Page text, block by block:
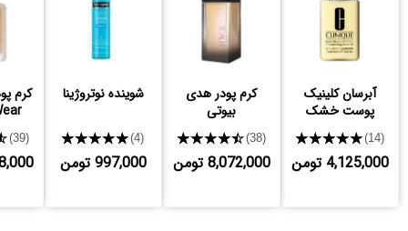
آبرسان کلینیک
پوست خشک
★★★★★(14)
4,125,000 تومن
کرم پودر هدی
بیوتی
★★★★★(38)
8,072,000 تومن
شوینده نوتروژینا
★★★★★(4)
997,000 تومن
کرم
(39)